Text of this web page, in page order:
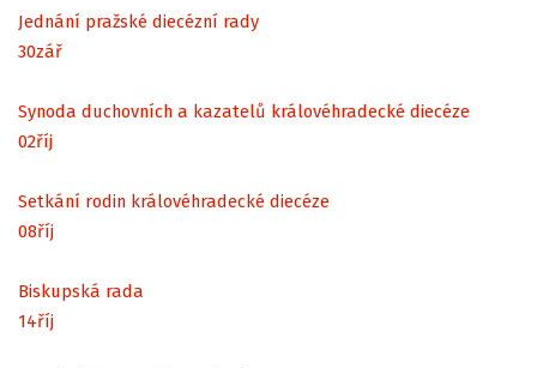
Jednání pražské diecézní rady
30zář
Synoda duchovních a kazatelů královéhradecké diecéze
02říj
Setkání rodin královéhradecké diecéze
08říj
Biskupská rada
14říj